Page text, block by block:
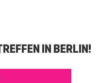
IN BERLIN!